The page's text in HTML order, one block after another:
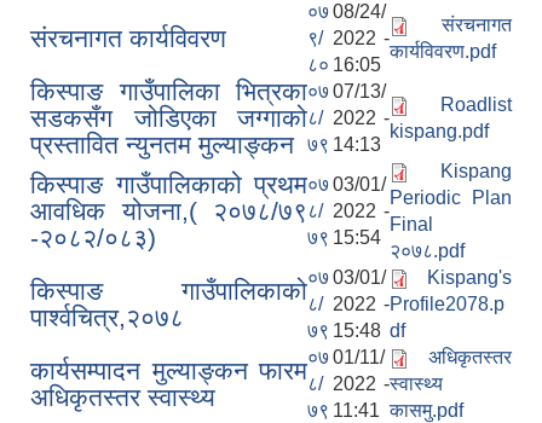
संरचनागत कार्यविवरण
०७
९/
८०
08/24/
2022 -
16:05
संरचनागत
कार्यविवरण.pdf
किस्पाङ गाउँपालिका भित्रका
सडकसँग जोडिएका जग्गाको
प्रस्तावित न्युनतम मुल्याङ्कन
०७
८/
७९
07/13/
2022 -
14:13
Roadlist
kispang.pdf
किस्पाङ गाउँपालिकाको प्रथम
आवधिक योजना,( २०७८/७९
-२०८२/०८३)
०७
८/
७९
03/01/
2022 -
15:54
Kispang
Periodic Plan
Final
२०७८.pdf
किस्पाङ गाउँपालिकाको
पार्श्वचित्र,२०७८
०७
८/
७९
03/01/
2022 -
15:48
Kispang's
Profile2078.p
df
कार्यसम्पादन मुल्याङ्कन फारम
अधिकृतस्तर स्वास्थ्य
०७
८/
७९
01/11/
2022 -
11:41
अधिकृतस्तर
स्वास्थ्य
कासमु.pdf